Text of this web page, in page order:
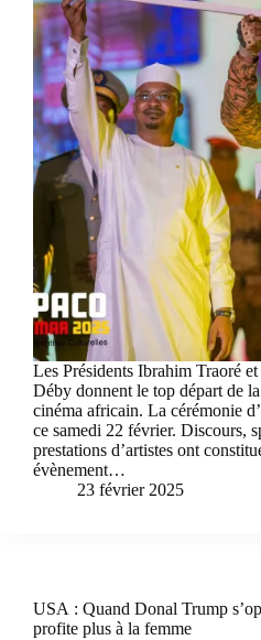
Les Présidents Ibrahim Traoré
Déby donnent le top départ de
cinéma africain. La cérémonie
ce samedi 22 février. Discours,
prestations d’artistes ont
évènement…
23 février 2025
USA : Quand Donal Trump
profite plus à la femme